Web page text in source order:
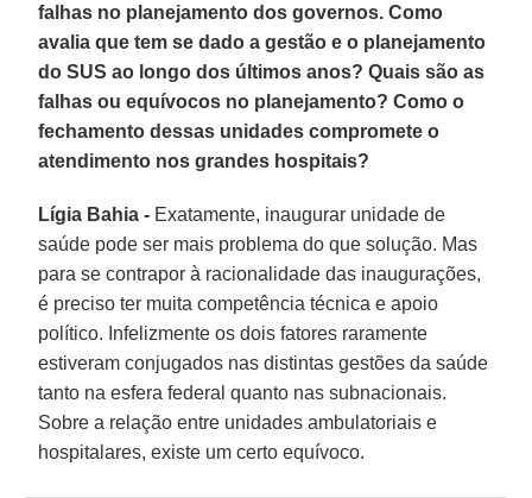
falhas no planejamento dos governos. Como
avalia que tem se dado a gestão e o planejamento
do SUS ao longo dos últimos anos? Quais são as
falhas ou equívocos no planejamento? Como o
fechamento dessas unidades compromete o
atendimento nos grandes hospitais?
Lígia Bahia - Exatamente, inaugurar unidade de
saúde pode ser mais problema do que solução. Mas
para se contrapor à racionalidade das inaugurações,
é preciso ter muita competência técnica e apoio
político. Infelizmente os dois fatores raramente
estiveram conjugados nas distintas gestões da saúde
tanto na esfera federal quanto nas subnacionais.
Sobre a relação entre unidades ambulatoriais e
hospitalares, existe um certo equívoco.